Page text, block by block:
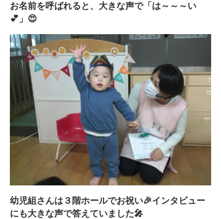
お名前を呼ばれると、大きな声で「は～～～い
💕」😍
幼児組さんは３階ホールでお祝い🎉インタビュー
にも大きな声で答えていました🎤